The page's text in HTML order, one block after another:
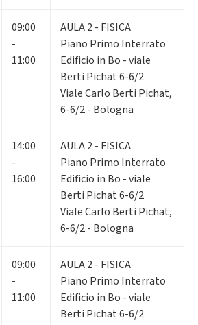
09:00
-
11:00
AULA 2 - FISICA
Piano Primo Interrato
Edificio in Bo - viale
Berti Pichat 6-6/2
Viale Carlo Berti Pichat,
6-6/2 - Bologna
14:00
-
16:00
AULA 2 - FISICA
Piano Primo Interrato
Edificio in Bo - viale
Berti Pichat 6-6/2
Viale Carlo Berti Pichat,
6-6/2 - Bologna
09:00
-
11:00
AULA 2 - FISICA
Piano Primo Interrato
Edificio in Bo - viale
Berti Pichat 6-6/2